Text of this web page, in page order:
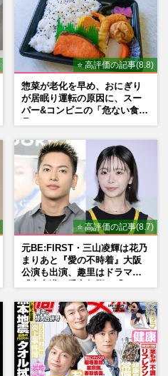
⭐ 高評価の記事(8.8)
惣菜が老化を早め、おにぎり
が居眠り運転の原因に、スー
パー&コンビニの「危ない食
⭐ 高評価の記事(8.7)
元BE:FIRST・三山凌輝は花乃
まりあと『愛の不時着』大阪
公演も出演、趣里はドラマ